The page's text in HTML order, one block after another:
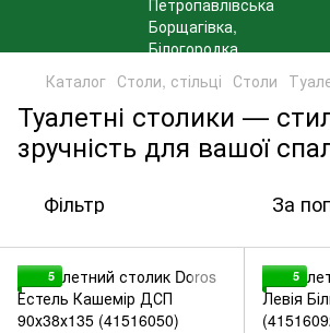
Каталог Столи, стільці Столи
Туалетні столики —
зручність для вашої
Фільтр За
5 5